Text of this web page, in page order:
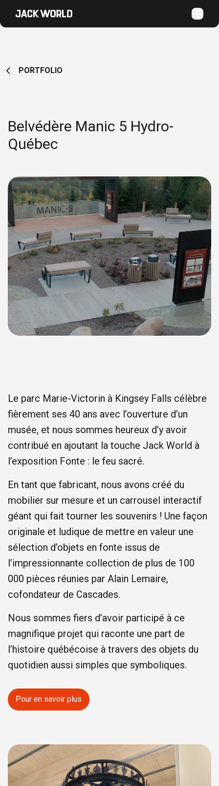
PORTFOLIO
Belvédère Manic 5 Hydro-
Québec
Le parc Marie-Victorin à Kingsey Falls célèbre
fièrement ses 40 ans avec l’ouverture d’un
musée, et nous sommes heureux d’y avoir
contribué en ajoutant la touche Jack World à
l’exposition Fonte : le feu sacré.
En tant que fabricant, nous avons créé du
mobilier sur mesure et un carrousel interactif
géant qui fait tourner les souvenirs ! Une façon
originale et ludique de mettre en valeur une
sélection d’objets en fonte issus de
l’impressionnante collection de plus de 100
000 pièces réunies par Alain Lemaire,
cofondateur de Cascades.
Nous sommes fiers d’avoir participé à ce
magnifique projet qui raconte une part de
l’histoire québécoise à travers des objets du
quotidien aussi simples que symboliques.
Pour en savoir plus